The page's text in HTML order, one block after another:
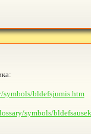
bldefsjumis.htm
symbols/